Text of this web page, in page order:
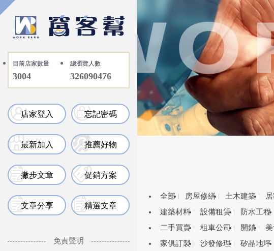
目前店家數量
3004
總瀏覽人數
326090476
店家登入 忘記密碼
最新加入 推薦好物
撇步文章 促銷方案
文章分享 精選文章
免責聲明
全部 房屋修繕 土木建築
建築材料
設備租賃 防水工程
二手買賣
租車公司 開鎖
家俱訂製
沙發修理 矽晶地坪